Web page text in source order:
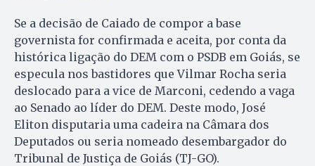
Se a decisão de Caiado de compor a base
governista for confirmada e aceita, por conta da
histórica ligação do DEM com o PSDB em Goiás, se
especula nos bastidores que Vilmar Rocha seria
deslocado para a vice de Marconi, cedendo a vaga
ao Senado ao líder do DEM. Deste modo, José
Eliton disputaria uma cadeira na Câmara dos
Deputados ou seria nomeado desembargador do
Tribunal de Justiça de Goiás (TJ-GO).